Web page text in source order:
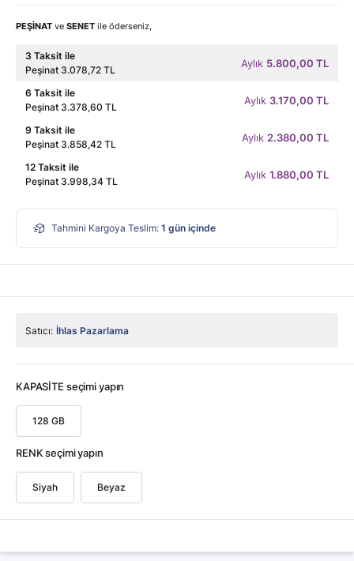
PEŞİNAT ve SENET ile öderseniz,
3 Taksit ile
Peşinat 3.078,72 TL
Aylık 5.800,00 TL
6 Taksit ile
Peşinat 3.378,60 TL
Aylık 3.170,00 TL
9 Taksit ile
Peşinat 3.858,42 TL
Aylık 2.380,00 TL
12 Taksit ile
Peşinat 3.998,34 TL
Aylık 1.880,00 TL
Tahmini Kargoya Teslim: 1 gün içinde
Satıcı: İhlas Pazarlama
KAPASİTE seçimi yapın
128 GB
RENK seçimi yapın
Siyah Beyaz